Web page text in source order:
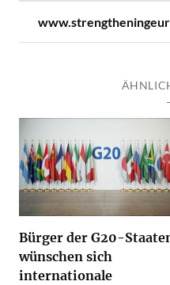
Bürger der G20-
wünschen sich
internationale